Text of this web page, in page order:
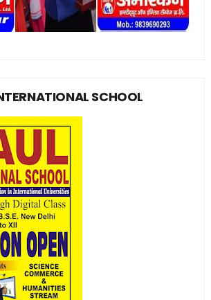
SCHOOL